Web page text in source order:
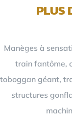
PLUS
Manèges à
train fantôme,
toboggan géant,
structures